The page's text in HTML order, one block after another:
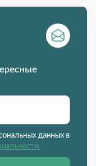
данных в